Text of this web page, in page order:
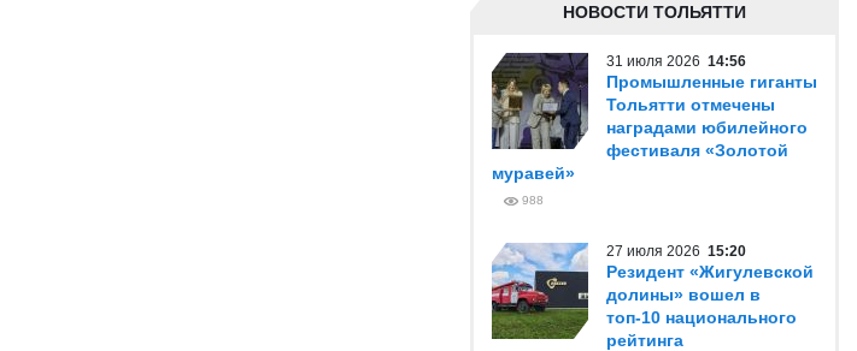
НОВОСТИ ТОЛЬЯТТИ
31 июля 2026 14:56
Промышленные гиганты
Тольятти отмечены
наградами юбилейного
фестиваля «Золотой
муравей»
988
27 июля 2026 15:20
Резидент «Жигулевской
долины» вошел в
топ-10 национального
рейтинга